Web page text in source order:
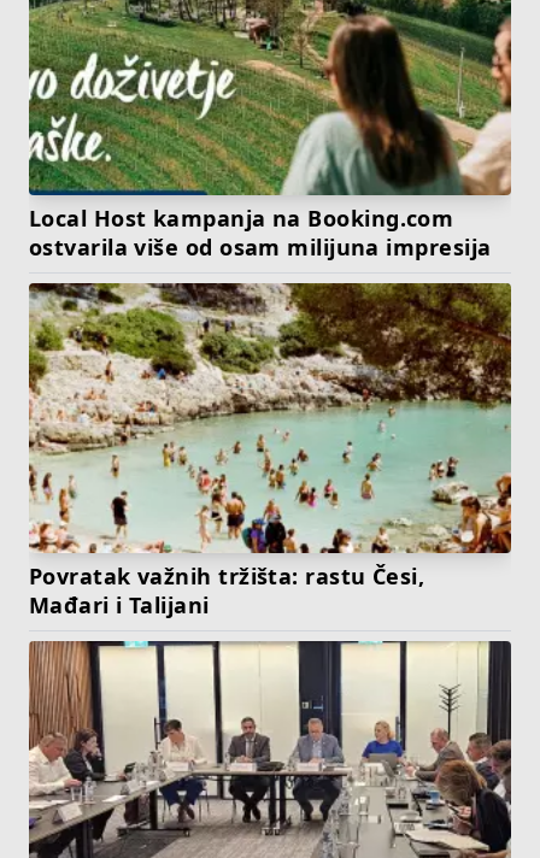
Local Host kampanja na Booking.com
ostvarila više od osam milijuna impresija
Povratak važnih tržišta: rastu Česi,
Mađari i Talijani